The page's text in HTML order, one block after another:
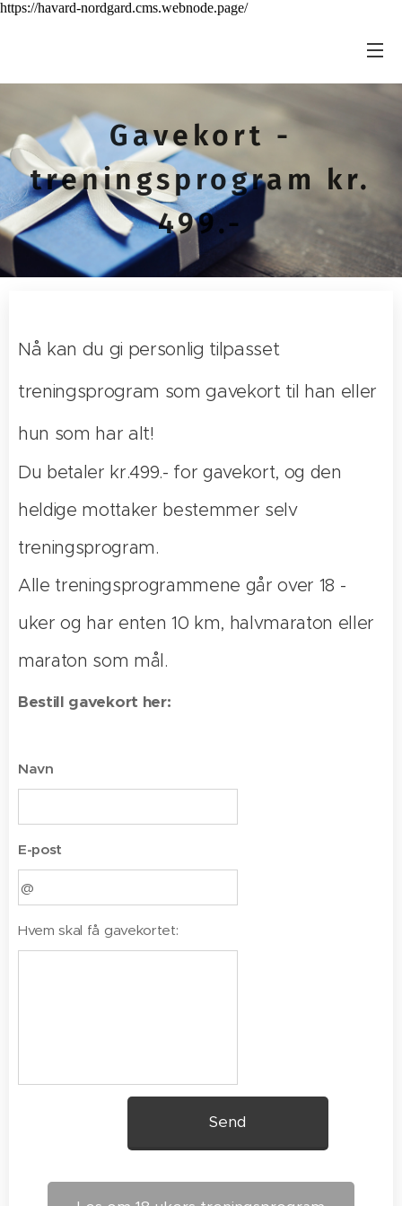
https://havard-nordgard.cms.webnode.page/
Gavekort -
treningsprogram kr.
499.-
Nå kan du gi personlig tilpasset
treningsprogram som gavekort til han eller
hun som har alt!
Du betaler kr.499.- for gavekort, og den
heldige mottaker bestemmer selv
treningsprogram.
Alle treningsprogrammene går over 18 -
uker og har enten 10 km, halvmaraton eller
maraton som mål.
Bestill gavekort her:
Navn
E-post
Hvem skal få gavekortet:
Send